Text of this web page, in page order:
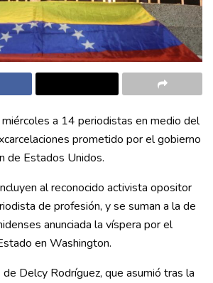
a 14 periodistas en medio del
prometido por el gobierno
de Estados Unidos.
al reconocido activista opositor
de profesión, y se suman a la de
anunciada la víspera por el
en Washington.
Delcy Rodríguez, que asumió tras la